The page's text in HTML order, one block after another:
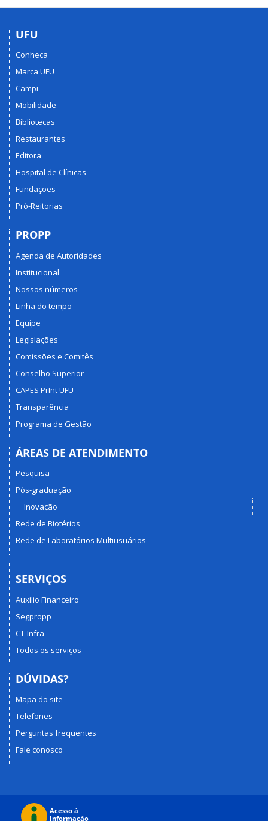
UFU
Conheça
Marca UFU
Campi
Mobilidade
Bibliotecas
Restaurantes
Editora
Hospital de Clínicas
Fundações
Pró-Reitorias
PROPP
Agenda de Autoridades
Institucional
Nossos números
Linha do tempo
Equipe
Legislações
Comissões e Comitês
Conselho Superior
CAPES PrInt UFU
Transparência
Programa de Gestão
ÁREAS DE ATENDIMENTO
Pesquisa
Pós-graduação
Inovação
Rede de Biotérios
Rede de Laboratórios Multiusuários
SERVIÇOS
Auxílio Financeiro
Segpropp
CT-Infra
Todos os serviços
DÚVIDAS?
Mapa do site
Telefones
Perguntas frequentes
Fale conosco